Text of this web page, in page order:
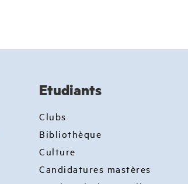
Etudiants
Clubs
Bibliothèque
Culture
Candidatures mastères